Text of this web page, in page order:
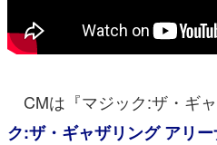
CMは『マジック:ザ・ギ
ク:ザ・ギャザリング アリー